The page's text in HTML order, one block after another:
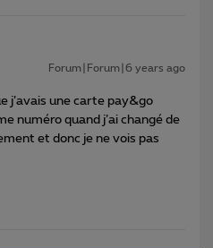
Forum|Forum|6 years ago
j’avais une carte pay&go
numéro quand j’ai changé de
et donc je ne vois pas